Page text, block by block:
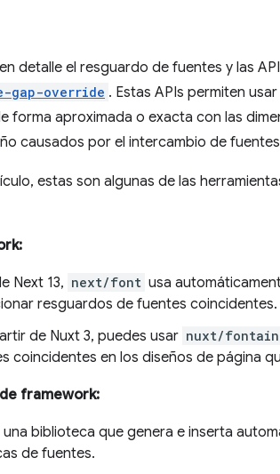
detalle el resguardo de fuentes y las
gap-override . Estas APIs permiten
forma aproximada o exacta con las
causados por el intercambio de
estas son algunas de las
Next 13, next/font usa
resguardos de fuentes coincidentes.
de Nuxt 3, puedes usar nuxt/
coincidentes en los diseños de página
framework:
una biblioteca que genera e inserta
de fuentes.